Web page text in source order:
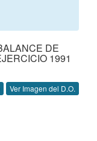
DE
1991
Ver Imagen del D.O.